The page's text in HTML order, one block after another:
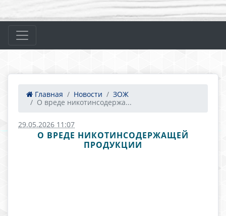
Главная Новости
ЗОЖ
О вреде никотинсодержа...
29.05.2026 11:07
О ВРЕДЕ НИКОТИНСОДЕРЖАЩЕЙ
ПРОДУКЦИИ